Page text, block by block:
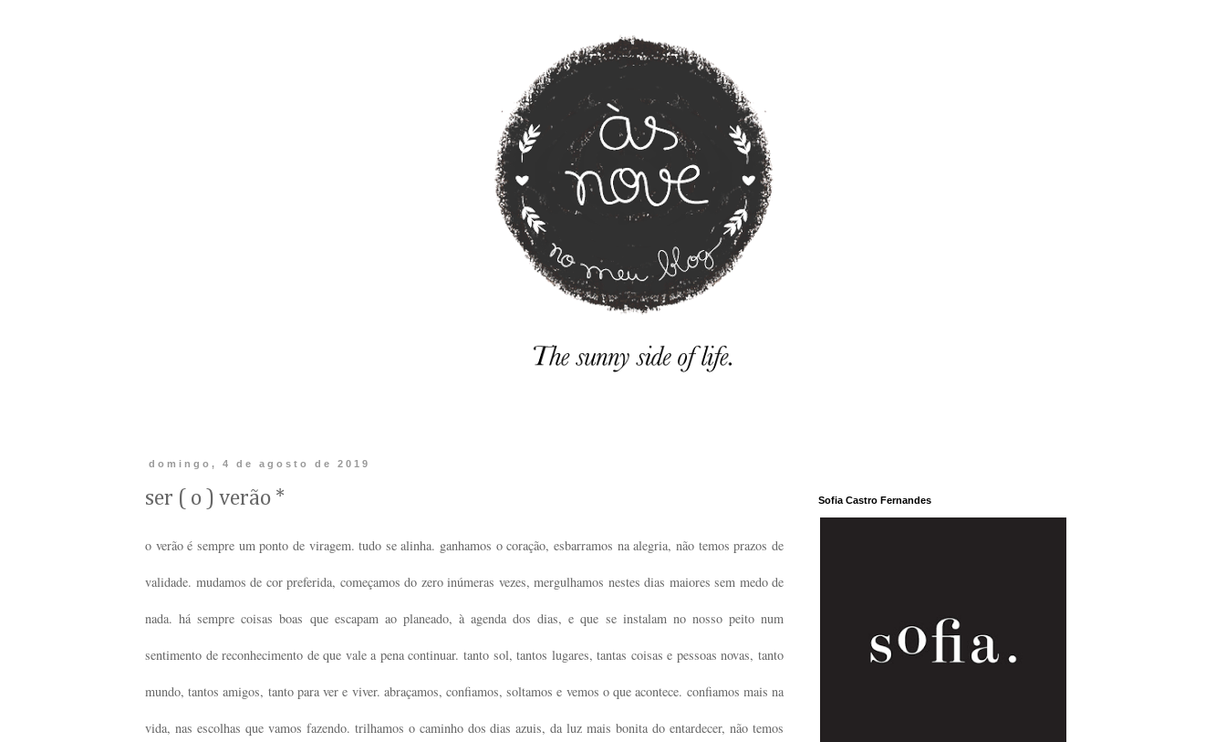
domingo, 4 de agosto de 2019
ser ( o ) verão *
o verão é sempre um ponto de viragem. tudo se alinha. ganhamos o coração, esbarramos na alegria, não temos prazos de
validade. mudamos de cor preferida, começamos do zero inúmeras vezes, mergulhamos nestes dias maiores sem medo de
nada. há sempre coisas boas que escapam ao planeado, à agenda dos dias, e que se instalam no nosso peito num
sentimento de reconhecimento de que vale a pena continuar. tanto sol, tantos lugares, tantas coisas e pessoas novas, tanto
mundo, tantos amigos, tanto para ver e viver. abraçamos, confiamos, soltamos e vemos o que acontece. confiamos mais na
vida, nas escolhas que vamos fazendo. trilhamos o caminho dos dias azuis, da luz mais bonita do entardecer, não temos
Sofia Castro Fernandes